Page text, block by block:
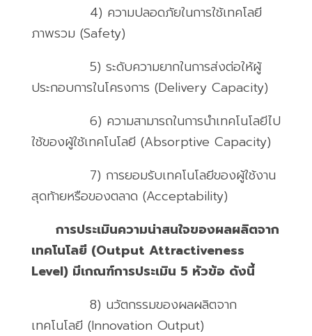
4) ความปลอดภัยในการใช้เทคโลยี
ภาพรวม (Safety)
5) ระดับความยากในการส่งต่อให้ผู้
ประกอบการในโครงการ (Delivery Capacity)
6) ความสามารถในการนำเทคโนโลยีไป
ใช้ของผู้ใช้เทคโนโลยี (Absorptive Capacity)
7) การยอมรับเทคโนโลยีของผู้ใช้งาน
สุดท้ายหรือของตลาด (Acceptability)
การประเมินความน่าสนใจของผลผลิตจาก
เทคโนโลยี (Output Attractiveness
Level) มีเกณฑ์การประเมิน 5 หัวข้อ ดังนี้
8) นวัตกรรมของผลผลิตจาก
เทคโนโลยี (Innovation Output)